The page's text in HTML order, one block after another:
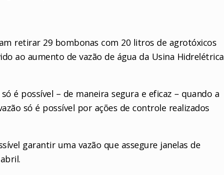
retirar 29 bombonas com 20 litros de agrotóxicos
ao aumento de vazão de água da Usina Hidrelétrica
é possível – de maneira segura e eficaz – quando a
só é possível por ações de controle realizados
garantir uma vazão que assegure janelas de